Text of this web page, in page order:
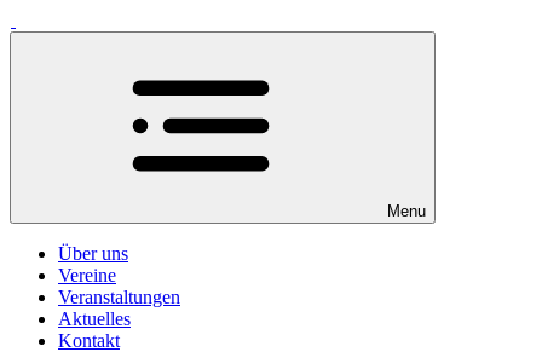
Menu
Über uns
Vereine
Veranstaltungen
Aktuelles
Kontakt